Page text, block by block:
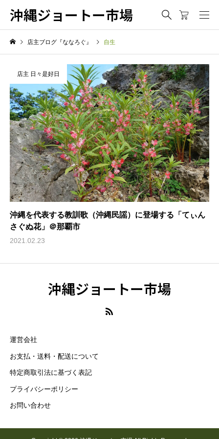
沖縄ジョートー市場
店主ブログ『ななろぐ』 自生
沖縄を代表する教訓歌（沖縄民謡）に登場する「てぃん
さぐぬ花」＠那覇市
2021.02.23
店主 日々是好日
沖縄ジョートー市場
運営会社
お支払・送料・配送について
特定商取引法に基づく表記
プライバシーポリシー
お問い合わせ